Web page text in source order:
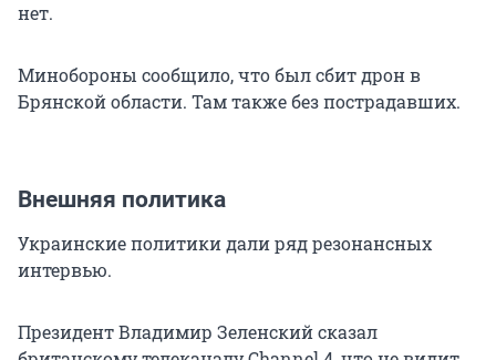
нет.
Минобороны сообщило, что был сбит дрон в
Брянской области. Там также без пострадавших.
Внешняя политика
Украинские политики дали ряд резонансных
интервью.
Президент Владимир Зеленский сказал